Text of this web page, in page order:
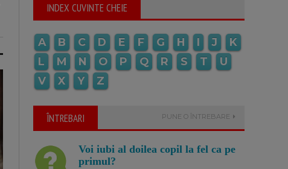
INDEX CUVINTE CHEIE
A B C D E F G H I J
K
L
M N O P Q R S T
U
V
X Y Z
ÎNTREBARI PUNE O ÎNTREBARE
Voi iubi al doilea copil la fel ca pe
primul?